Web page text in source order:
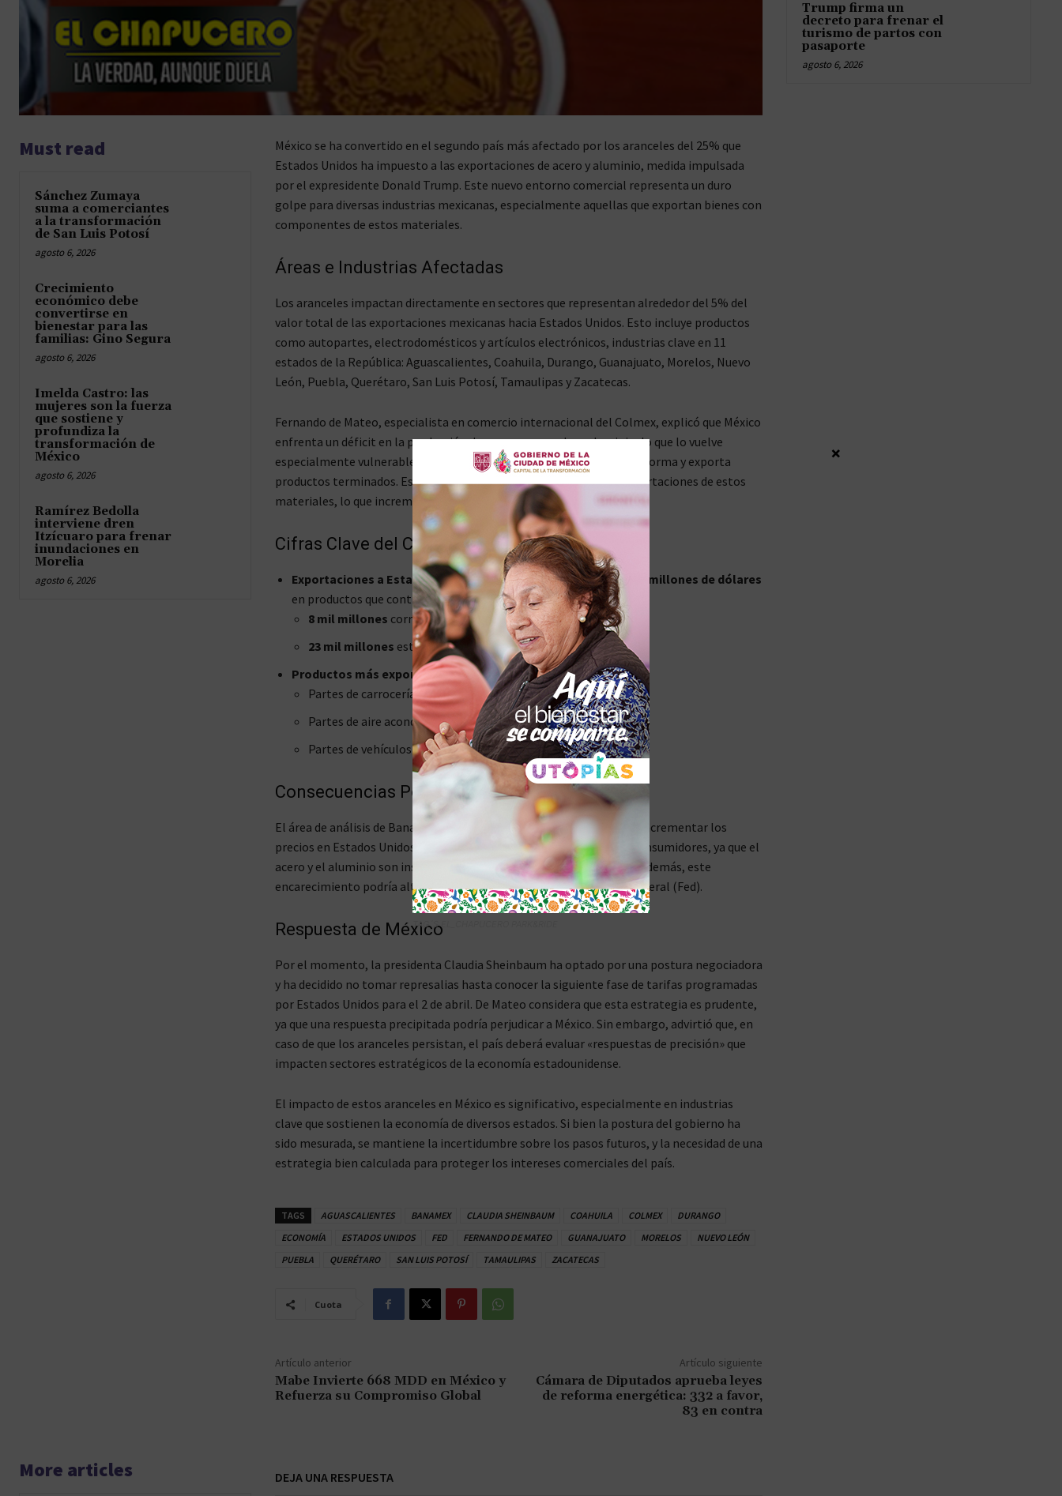
Must read
Sánchez Zumaya
suma a comerciantes
a la transformación
de San Luis Potosí
agosto 6, 2026
Crecimiento
económico debe
convertirse en
bienestar para las
familias: Gino Segura
agosto 6, 2026
Imelda Castro: las
mujeres son la fuerza
que sostiene y
profundiza la
transformación de
México
agosto 6, 2026
Ramírez Bedolla
interviene dren
Itzícuaro para frenar
inundaciones en
Morelia
agosto 6, 2026
México se ha convertido en el segundo país más afectado por los aranceles del 25% que
Estados Unidos ha impuesto a las exportaciones de acero y aluminio, medida impulsada
por el expresidente Donald Trump. Este nuevo entorno comercial representa un duro
golpe para diversas industrias mexicanas, especialmente aquellas que exportan bienes con
componentes de estos materiales.
Áreas e Industrias Afectadas
Los aranceles impactan directamente en sectores que representan alrededor del 5% del
valor total de las exportaciones mexicanas hacia Estados Unidos. Esto incluye productos
como autopartes, electrodomésticos y artículos electrónicos, industrias clave en 11
estados de la República: Aguascalientes, Coahuila, Durango, Guanajuato, Morelos, Nuevo
León, Puebla, Querétaro, San Luis Potosí, Tamaulipas y Zacatecas.
Fernando de Mateo, especialista en comercio internacional del Colmex, explicó que México
enfrenta un déficit en la producción de acero y no produce aluminio, lo que lo vuelve
especialmente vulnerable. El país importa la materia prima, la transforma y exporta
productos terminados. Esto genera una alta dependencia de las importaciones de estos
materiales, lo que incrementa el impacto de los aranceles.
Cifras Clave del Comercio Afectado
Exportaciones a Estados Unidos: México exporta cerca de31 mil millones de dólares
en productos que contienen acero o aluminio.
8 mil millones corresponden a productos con acero.
23 mil millones están relacionados con el aluminio.
Productos más exportados que contienen estos materiales:
Partes de carrocerías:7,719 millones de dólares anuales.
Partes de aire acondicionado:2,088 millones de dólares.
Partes de vehículos de motor:1,459 millones de dólares.
Consecuencias Potenciales
El área de análisis de Banamex advierte que estos aranceles podrían incrementar los
precios en Estados Unidos, afectando tanto a productores como a consumidores, ya que el
acero y el aluminio son insumos básicos para numerosas industrias. Además, este
encarecimiento podría alterar la política monetaria de la Reserva Federal (Fed).
Respuesta de México
Por el momento, la presidenta Claudia Sheinbaum ha optado por una postura negociadora
y ha decidido no tomar represalias hasta conocer la siguiente fase de tarifas programadas
por Estados Unidos para el 2 de abril. De Mateo considera que esta estrategia es prudente,
ya que una respuesta precipitada podría perjudicar a México. Sin embargo, advirtió que, en
caso de que los aranceles persistan, el país deberá evaluar «respuestas de precisión» que
impacten sectores estratégicos de la economía estadounidense.
El impacto de estos aranceles en México es significativo, especialmente en industrias
clave que sostienen la economía de diversos estados. Si bien la postura del gobierno ha
sido mesurada, se mantiene la incertidumbre sobre los pasos futuros, y la necesidad de una
estrategia bien calculada para proteger los intereses comerciales del país.
TAGS AGUASCALIENTES BANAMEX CLAUDIA SHEINBAUM COAHUILA COLMEX
DURANGO
ECONOMÍA
ESTADOS UNIDOS FED FERNANDO DE MATEO GUANAJUATO MORELOS
NUEVO LEÓN
PUEBLA
QUERÉTARO SAN LUIS POTOSÍ TAMAULIPAS ZACATECAS
Cuota
Artículo anterior
Mabe Invierte 668 MDD en México y
Refuerza su Compromiso Global
Artículo siguiente
Cámara de Diputados aprueba leyes
de reforma energética: 332 a favor,
83 en contra
More articles DEJA UNA RESPUESTA
Trump firma un
decreto para frenar el
turismo de partos con
pasaporte
agosto 6, 2026
TAG´S EL_CHAPUCERO PARK&RIDE
×